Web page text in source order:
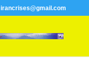
irancrises@gmail.com